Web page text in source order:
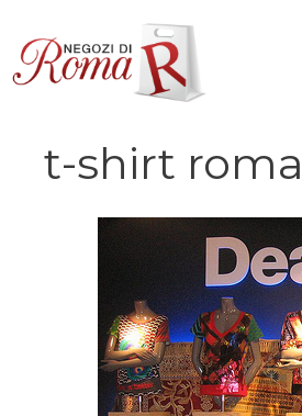
contenuto
t-shirt roma